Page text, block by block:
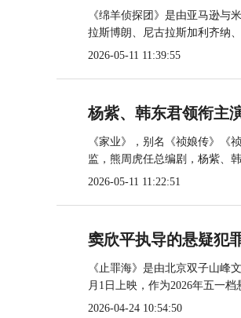
《绵羊侦探团》是由亚马逊与
拉斯博朗、尼古拉斯加利齐纳
2026-05-11 11:39:55
杨紫、韩东君领衔主
《家业》，别名《祯娘传》《
监，熊周虎任总编剧，杨紫、
2026-05-11 11:22:51
窦欣平执导的悬疑犯
《止罪海》是由北京双子山峰
月1日上映，作为2026年五一
2026-04-24 10:54:50